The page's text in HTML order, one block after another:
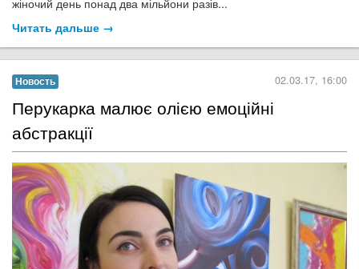
Читать дальше →
Новость 02.03.17, 16:00
Перукарка малює олією емоційні
абстракції